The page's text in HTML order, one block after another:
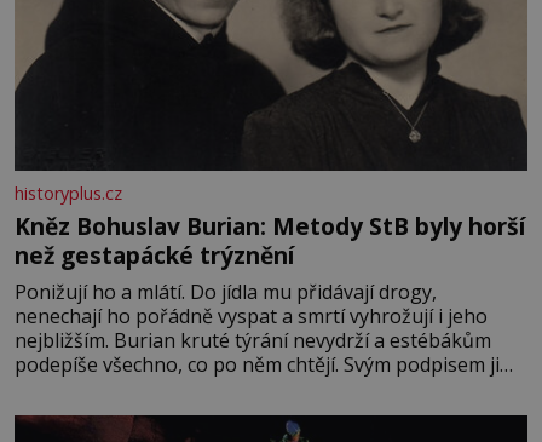
historyplus.cz
Kněz Bohuslav Burian: Metody StB byly horší
než gestapácké trýznění
Ponižují ho a mlátí. Do jídla mu přidávají drogy,
nenechají ho pořádně vyspat a smrtí vyhrožují i jeho
nejbližším. Burian kruté týrání nevydrží a estébákům
podepíše všechno, co po něm chtějí. Svým podpisem jim
fyzický ani psychický nátlak. Syn brněnského řezníka